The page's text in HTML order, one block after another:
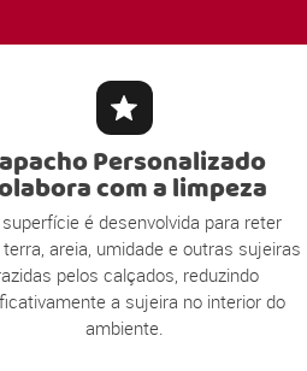
Personalizado
com a limpeza
é desenvolvida para reter
terra, areia, umidade e outras sujeiras
pelos calçados, reduzindo
a sujeira no interior do
ambiente.